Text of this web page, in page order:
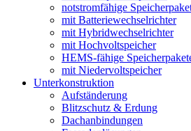
notstromfähige
mit Batteriewechselrichter
mit Hybridwechselrichter
mit Hochvoltspeicher
HEMS-fähige
mit Niedervoltspeicher
Unterkonstruktion
Aufständerung
Blitzschutz & Erdung
Dachanbindungen